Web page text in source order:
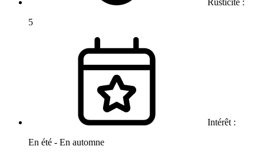
Rusticité :
5
Intérêt :
En été - En automne